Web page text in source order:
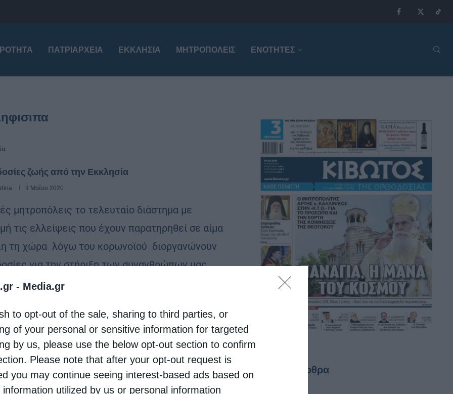
- Media.gr
to opt-out of the sale, sharing to third parties, or
of your personal or sensitive information for targeted
by us, please use the below opt-out section to confirm
Please note that after your opt-out request is
you may continue seeing interest-based ads based on
information utilized by us or personal information
ΠΑΤΡΙΑΡΧΕΊΑ ΕΚΚΛΗΣΊΑ ΜΗΤΡΟΠΌΛΕΙΣ ΕΝΟΤΗΤΕΣ
ζωής από την Εκκλησία
9 Μαΐου 2020
μητροπόλεις το τελευταίο διάστημα με
τις ελλείψεις που έχουν παρατηρηθεί σε αίμα
τη χώρα λόγω του κορωνοϊού διοργανώνουν
για την στήριξη των συνανθρώπων μας
Τελευταία άρθρα